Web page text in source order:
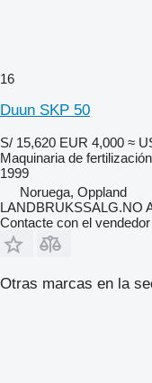
16
Duun SKP 50
S/ 15,620 EUR 4,000 ≈
Maquinaria de
1999
Noruega, Oppland
LANDBRUKSSALG.NO
Contacte con el vendedor
Otras marcas en la